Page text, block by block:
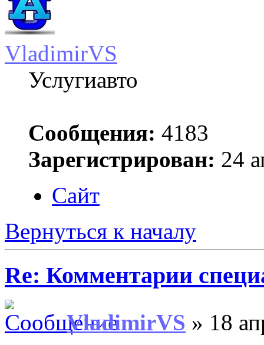
VladimirVS
Услугиавто
Сообщения: 4183
Зарегистрирован: 24
Сайт
Вернуться к началу
Re: Комментарии
VladimirVS » 18